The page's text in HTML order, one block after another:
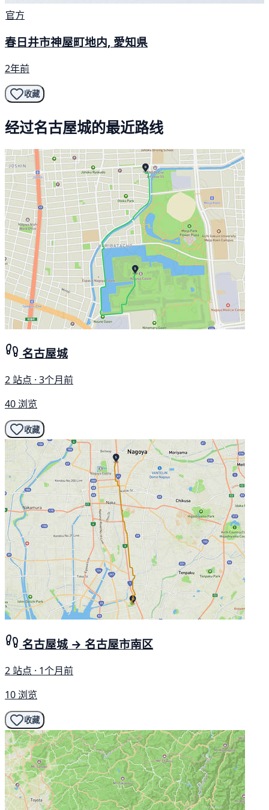
官方
春日井市神屋町地内, 愛知県
2年前
收藏
经过名古屋城的最近路线
名古屋城
2 站点 · 3个月前
40 浏览
收藏
名古屋城 → 名古屋市南区
2 站点 · 1个月前
10 浏览
收藏